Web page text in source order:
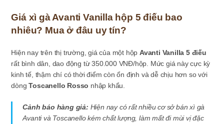
Giá xì gà Avanti Vanilla hộp 5 điếu bao
nhiêu? Mua ở đâu uy tín?
Hiện nay trên thị trường, giá của một hộpAvanti Vanilla 5 điếu
rất bình dân, dao động từ 350.000 VNĐ/hộp. Mức giá này cực kỳ
kinh tế, thậm chí có thời điểm còn ổn định và dễ chịu hơn so với
dòngToscanello Rosso nhập khẩu.
Cảnh báo hàng giả: Hiện nay có rất nhiều cơ sở bán xì gà
Avanti và Toscanello kém chất lượng, làm mất đi mùi vị đặc